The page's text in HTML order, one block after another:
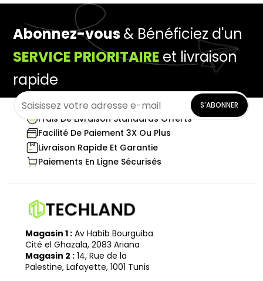
Abonnez-vous& Bénéficiez d'un
SERVICE PRIORITAIRE et livraison
rapide
S'ABONNER
Frais De Livraison Standards Offerts
Facilité De Paiement 3X Ou Plus
Livraison Rapide Et Garantie
Paiements En Ligne Sécurisés
Magasin 1 : Av Habib Bourguiba
Cité el Ghazala, 2083 Ariana
Magasin 2 : 14, Rue de la
Palestine, Lafayette, 1001 Tunis